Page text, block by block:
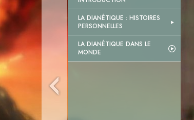
LA DIANÉTIQUE : HISTOIRES
PERSONNELLES
LA DIANÉTIQUE DANS LE
MONDE